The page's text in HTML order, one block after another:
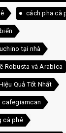
cách pha cà
tại nhà
Robusta và Arabica
Quả Tốt Nhất
cafegiamcan
cà phê